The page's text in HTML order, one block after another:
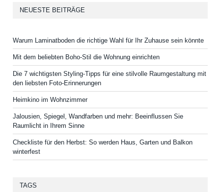
NEUESTE BEITRÄGE
Warum Laminatboden die richtige Wahl für Ihr Zuhause sein könnte
Mit dem beliebten Boho-Stil die Wohnung einrichten
Die 7 wichtigsten Styling-Tipps für eine stilvolle Raumgestaltung mit
den liebsten Foto-Erinnerungen
Heimkino im Wohnzimmer
Jalousien, Spiegel, Wandfarben und mehr: Beeinflussen Sie
Raumlicht in Ihrem Sinne
Checkliste für den Herbst: So werden Haus, Garten und Balkon
winterfest
TAGS